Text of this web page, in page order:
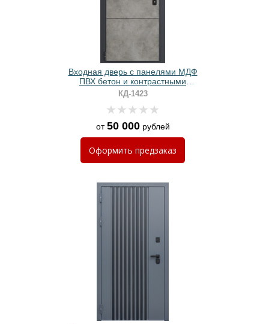
Входная дверь с панелями МДФ
ПВХ бетон и контрастными
наличниками
КД-1423
от50 000рублей
Оформить предзаказ